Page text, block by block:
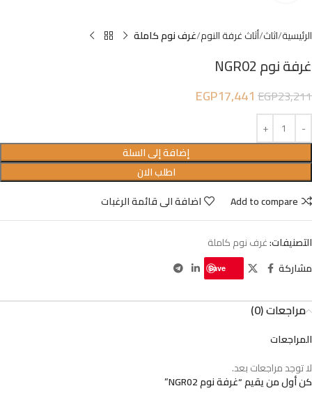
الرئيسية اثاث أثاث غرفة النوم غرف نوم كاملة
غرفة نوم NGR02
EGP23,211
EGP17,441
إضافة إلى السلة
اطلب الان
Add to compare
اضافة الى قائمة الرغبات
التصنيفات:غرف نوم كاملة
مشاركة
Save
مراجعات (0)
المراجعات
لا توجد مراجعات بعد.
كن أول من يقيم “غرفة نوم NGR02”